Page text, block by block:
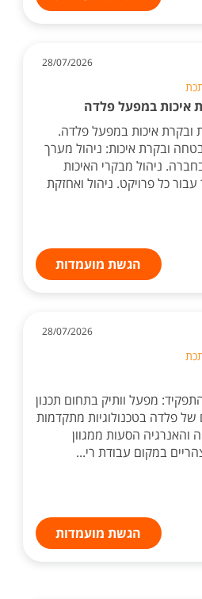
28/07/2026
איכות במפעל פלדה
איכות במפעל פלדה.
ובקרת איכות: ניהול מערך
ניהול מבקרי האיכות
כל פרויקט. ניהול ואחזקת
הגשת מועמדות
28/07/2026
מפעל וותיק בתחום תכנון
של פלדה בטכנולוגיות מתקדמות
והאנרגיה הסעות ממגוון
במקום עבודת רי...
הגשת מועמדות